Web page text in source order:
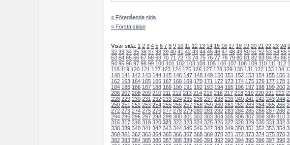
« Föregående sida
« Första sidan
Visar sida: 1 2 3 4 5 6 7 8 9 10 11 12 13 14 15 16 17 18 19 20 21 22 23 24
32 33 34 35 36 37 38 39 40 41 42 43 44 45 46 47 48 49 50 51 52 53 54 55
63 64 65 66 67 68 69 70 71 72 73 74 75 76 77 78 79 80 81 82 83 84 85 86
94 95 96 97 98 99 100 101 102 103 104 105 106 107 108 109 110 111 112
118 119 120 121 122 123 124 125 126 127 128 129 130 131 132 133 134
140 141 142 143 144 145 146 147 148 149 150 151 152 153 154 155 156
162 163 164 165 166 167 168 169 170 171 172 173 174 175 176 177 178
184 185 186 187 188 189 190 191 192 193 194 195 196 197 198 199 200
206 207 208 209 210 211 212 213 214 215 216 217 218 219 220 221 222
228 229 230 231 232 233 234 235 236 237 238 239 240 241 242 243 244
250 251 252 253 254 255 256 257 258 259 260 261 262 263 264 265 266
272 273 274 275 276 277 278 279 280 281 282 283 284 285 286 287 288
294 295 296 297 298 299 300 301 302 303 304 305 306 307 308 309 310
316 317 318 319 320 321 322 323 324 325 326 327 328 329 330 331 332
338 339 340 341 342 343 344 345 346 347 348 349 350 351 352 353 354
360 361 362 363 364 365 366 367 368 369 370 371 372 373 374 375 376
382 383 384 385 386 387 388 389 390 391 392 393 394 395 396 397 398